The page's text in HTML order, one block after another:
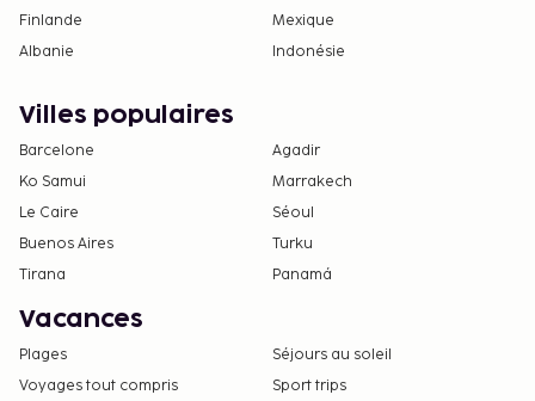
Finlande
Mexique
Albanie
Indonésie
Villes populaires
Barcelone
Agadir
Ko Samui
Marrakech
Le Caire
Séoul
Buenos Aires
Turku
Tirana
Panamá
Vacances
Plages
Séjours au soleil
Voyages tout compris
Sport trips